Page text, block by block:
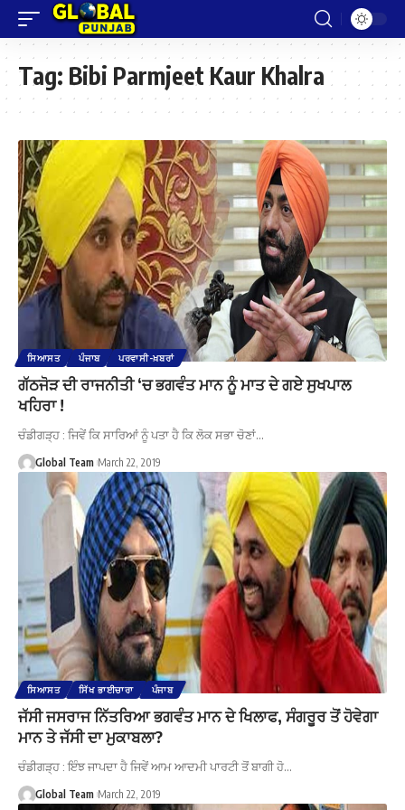
Tag: Bibi Parmjeet Kaur Khalra
ਸਿਆਸਤ ਪੰਜਾਬ ਪਰਵਾਸੀ-ਖ਼ਬਰਾਂ
ਗੱਠਜੋੜ ਦੀ ਰਾਜਨੀਤੀ ‘ਚ ਭਗਵੰਤ ਮਾਨ ਨੂੰ ਮਾਤ ਦੇ ਗਏ ਸੁਖਪਾਲ
ਖਹਿਰਾ !
ਚੰਡੀਗੜ੍ਹ : ਜਿਵੇਂ ਕਿ ਸਾਰਿਆਂ ਨੂੰ ਪਤਾ ਹੈ ਕਿ ਲੋਕ ਸਭਾ ਚੋਣਾਂ…
Global Team March 22, 2019
ਸਿਆਸਤ ਸਿੱਖ ਭਾਈਚਾਰਾ ਪੰਜਾਬ
ਜੱਸੀ ਜਸਰਾਜ ਨਿੱਤਰਿਆ ਭਗਵੰਤ ਮਾਨ ਦੇ ਖਿਲਾਫ, ਸੰਗਰੂਰ ਤੋਂ ਹੋਵੇਗਾ
ਮਾਨ ਤੇ ਜੱਸੀ ਦਾ ਮੁਕਾਬਲਾ?
ਚੰਡੀਗੜ੍ਹ : ਇੰਝ ਜਾਪਦਾ ਹੈ ਜਿਵੇਂ ਆਮ ਆਦਮੀ ਪਾਰਟੀ ਤੋਂ ਬਾਗੀ ਹੋ…
Global Team March 22, 2019